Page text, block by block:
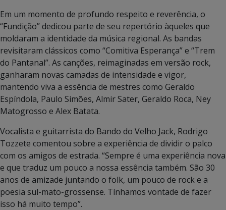
Em um momento de profundo respeito e reverência, o
“Fundição” dedicou parte de seu repertório àqueles que
moldaram a identidade da música regional. As bandas
revisitaram clássicos como “Comitiva Esperança” e “Trem
do Pantanal”. As canções, reimaginadas em versão rock,
ganharam novas camadas de intensidade e vigor,
mantendo viva a essência de mestres como Geraldo
Espíndola, Paulo Simões, Almir Sater, Geraldo Roca, Ney
Matogrosso e Alex Batata.
Vocalista e guitarrista do Bando do Velho Jack, Rodrigo
Tozzete comentou sobre a experiência de dividir o palco
com os amigos de estrada. “Sempre é uma experiência nova
e que traduz um pouco a nossa essência também. São 30
anos de amizade juntando o folk, um pouco de rock e a
poesia sul-mato-grossense. Tínhamos vontade de fazer
isso há muito tempo”.